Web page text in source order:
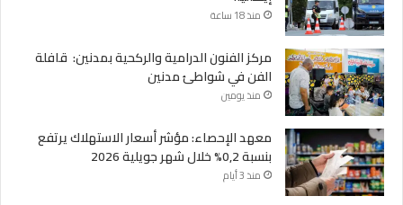
منذ 18 ساعة
مركز الفنون الدرامية والركحية بمدنين: قافلة
الفن في شواطئ مدنين
منذ يومين
معهد الإحصاء: مؤشر أسعار الاستهلاك يرتفع
بنسبة 0,2% خلال شهر جويلية 2026
منذ 3 أيام